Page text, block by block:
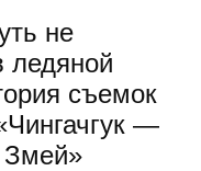
не
ледяной
съемок
—